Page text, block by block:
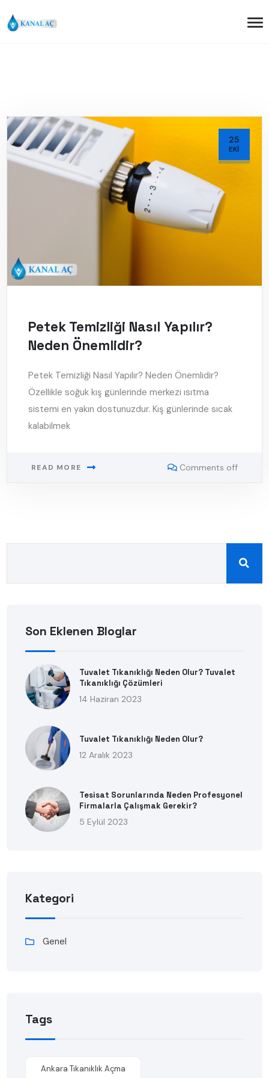
25
EKI
Petek Temizliği Nasıl Yapılır?
Neden Önemlidir?
Petek Temizliği Nasıl Yapılır? Neden Önemlidir?
Özellikle soğuk kış günlerinde merkezi ısıtma
sistemi en yakın dostunuzdur. Kış günlerinde sıcak
kalabilmek
READ MORE Comments off
Son Eklenen Bloglar
Tuvalet Tıkanıklığı Neden Olur? Tuvalet
Tıkanıklığı Çözümleri
14 Haziran 2023
Tuvalet Tıkanıklığı Neden Olur?
12 Aralık 2023
Tesisat Sorunlarında Neden Profesyonel
Firmalarla Çalışmak Gerekir?
5 Eylül 2023
Kategori
Genel
Tags
Ankara Tıkanıklık Açma